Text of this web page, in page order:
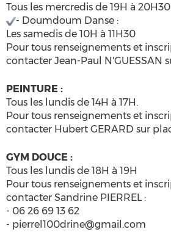
Tous les mercredis de 19H à
- Doumdoum Danse :
Les samedis de 10H à 11H30
Pour tous renseignements et
contacter Jean-Paul N'GUESSAN
PEINTURE :
Tous les lundis de 14H à 17H.
Pour tous renseignements et
contacter Hubert GERARD sur
GYM DOUCE :
Tous les lundis de 18H à 19H
Pour tous renseignements et
contacter Sandrine PIERREL :
- 06 26 69 13 62
- pierrel100drine@gmail.com